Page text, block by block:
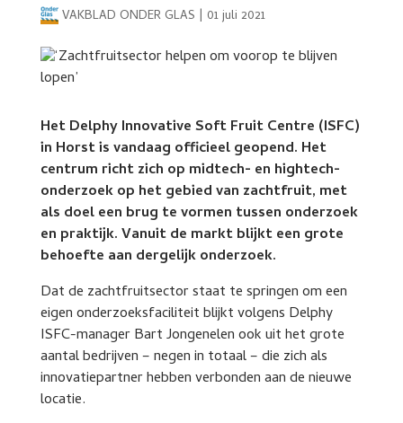
VAKBLAD ONDER GLAS | 01 juli 2021
Het Delphy Innovative Soft Fruit Centre (ISFC)
in Horst is vandaag officieel geopend. Het
centrum richt zich op midtech- en hightech-
onderzoek op het gebied van zachtfruit, met
als doel een brug te vormen tussen onderzoek
en praktijk. Vanuit de markt blijkt een grote
behoefte aan dergelijk onderzoek.
Dat de zachtfruitsector staat te springen om een
eigen onderzoeksfaciliteit blijkt volgens Delphy
ISFC-manager Bart Jongenelen ook uit het grote
aantal bedrijven – negen in totaal – die zich als
innovatiepartner hebben verbonden aan de nieuwe
locatie.